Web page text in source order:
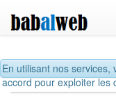
En utilisant nos
accord pour exploiter les